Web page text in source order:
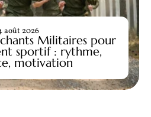
chants Militaires pour
sportif : rythme,
motivation
août 2026